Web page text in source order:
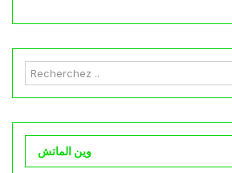
وين الماتش